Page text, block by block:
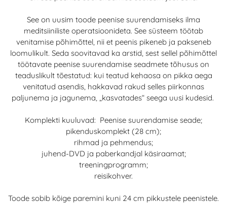
See on uusim toode peenise suurendamiseks ilma
meditsiiniliste operatsioonideta. See süsteem töötab
venitamise põhimõttel, nii et peenis pikeneb ja pakseneb
loomulikult. Seda soovitavad ka arstid, sest sellel põhimõttel
töötavate peenise suurendamise seadmete tõhusus on
teaduslikult tõestatud: kui teatud kehaosa on pikka aega
venitatud asendis, hakkavad rakud selles piirkonnas
paljunema ja jagunema, „kasvatades“ seega uusi kudesid.
Komplekti kuuluvad: Peenise suurendamise seade;
pikenduskomplekt (28 cm);
rihmad ja pehmendus;
juhend-DVD ja paberkandjal käsiraamat;
treeningprogramm;
reisikohver.
Toode sobib kõige paremini kuni 24 cm pikkustele peenistele.